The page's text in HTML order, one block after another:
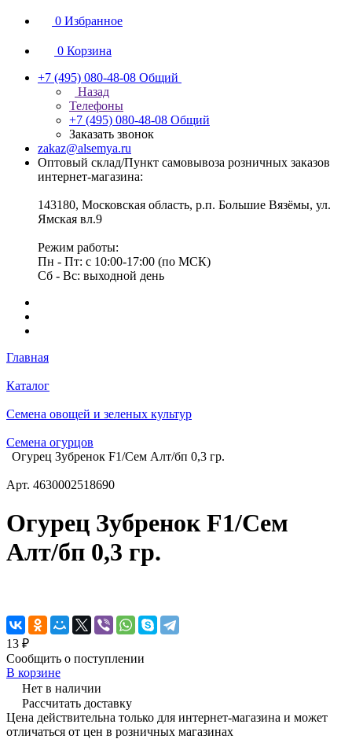
0 Избранное
0 Корзина
+7 (495) 080-48-08 Общий
Назад
Телефоны
+7 (495) 080-48-08 Общий
Заказать звонок
zakaz@alsemya.ru
Оптовый склад/Пункт самовывоза розничных заказов
интернет-магазина:
143180, Московская область, р.п. Большие Вязёмы, ул.
Ямская вл.9
Режим работы:
Пн - Пт: с 10:00-17:00 (по МСК)
Сб - Вс: выходной день
Главная
Каталог
Семена овощей и зеленых культур
Семена огурцов
Огурец Зубренок F1/Сем Алт/бп 0,3 гр.
Арт. 4630002518690
Огурец Зубренок F1/Сем
Алт/бп 0,3 гр.
13 ₽
Сообщить о поступлении
В корзине
Нет в наличии
Рассчитать доставку
Цена действительна только для интернет-магазина и может
отличаться от цен в розничных магазинах